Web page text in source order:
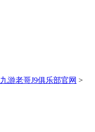
九游老哥J9俱乐部官网 >